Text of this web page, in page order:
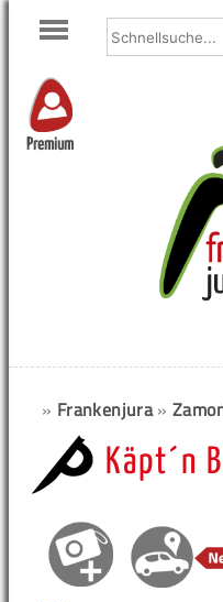
Premium
» Frankenjura»
Käpt´n